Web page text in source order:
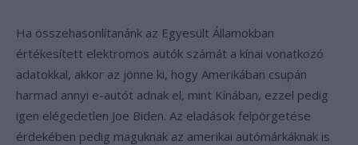
Ha összehasonlítanánk az Egyesült Államokban
értékesített elektromos autók számát a kínai vonatkozó
adatokkal, akkor az jönne ki, hogy Amerikában csupán
harmad annyi e-autót adnak el, mint Kínában, ezzel pedig
igen elégedetlen Joe Biden. Az eladások felpörgetése
érdekében pedig maguknak az amerikai autómárkáknak is